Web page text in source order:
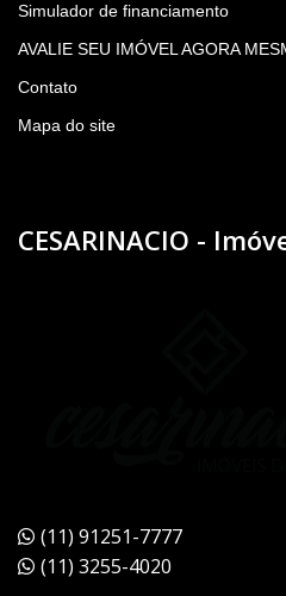
Simulador de financiamento
AVALIE SEU IMÓVEL AGORA
Contato
Mapa do site
CESARINACIO -
(11) 91251-7777
(11) 3255-4020